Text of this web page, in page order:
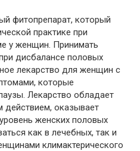
фитопрепарат, который
практике при
у женщин. Принимать
дисбалансе половых
лекарство для женщин с
которые
Лекарство обладает
действием, оказывает
женских половых
как в лечебных, так и
климактерического